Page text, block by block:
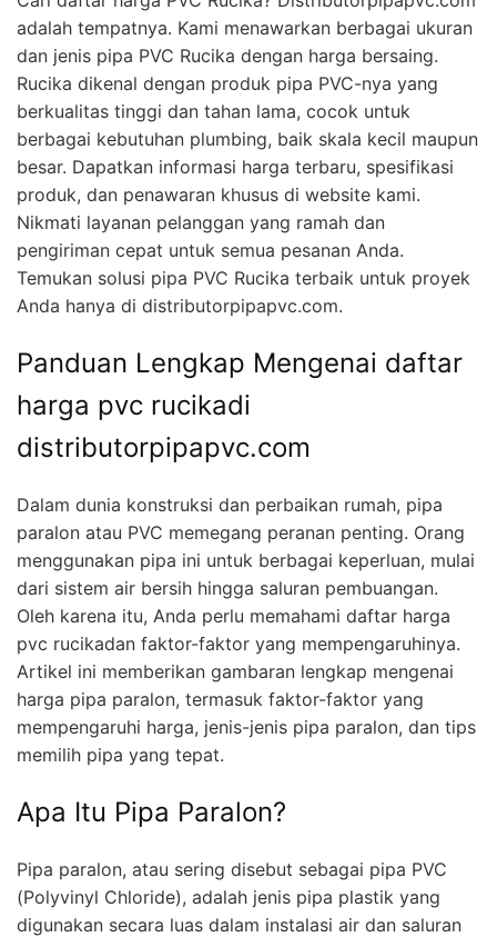
adalah tempatnya. Kami menawarkan berbagai ukuran
dan jenis pipa PVC Rucika dengan harga bersaing.
Rucika dikenal dengan produk pipa PVC-nya yang
berkualitas tinggi dan tahan lama, cocok untuk
berbagai kebutuhan plumbing, baik skala kecil maupun
besar. Dapatkan informasi harga terbaru, spesifikasi
produk, dan penawaran khusus di website kami.
Nikmati layanan pelanggan yang ramah dan
pengiriman cepat untuk semua pesanan Anda.
Temukan solusi pipa PVC Rucika terbaik untuk proyek
Anda hanya di distributorpipapvc.com.
Panduan Lengkap Mengenai daftar
harga pvc rucikadi
distributorpipapvc.com
Dalam dunia konstruksi dan perbaikan rumah, pipa
paralon atau PVC memegang peranan penting. Orang
menggunakan pipa ini untuk berbagai keperluan, mulai
dari sistem air bersih hingga saluran pembuangan.
Oleh karena itu, Anda perlu memahami daftar harga
pvc rucikadan faktor-faktor yang mempengaruhinya.
Artikel ini memberikan gambaran lengkap mengenai
harga pipa paralon, termasuk faktor-faktor yang
mempengaruhi harga, jenis-jenis pipa paralon, dan tips
memilih pipa yang tepat.
Apa Itu Pipa Paralon?
Pipa paralon, atau sering disebut sebagai pipa PVC
(Polyvinyl Chloride), adalah jenis pipa plastik yang
digunakan secara luas dalam instalasi air dan saluran